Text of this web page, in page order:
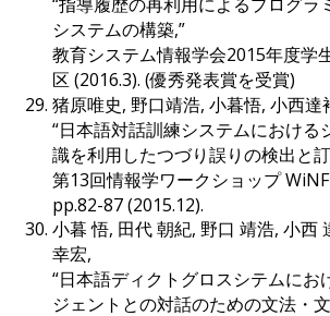
システムの構築,”
教育システム情報学会2015年度学
区 (2016.3). (優秀発表賞を受賞)
猪原唯史, 野口靖浩, 小暮悟, 小西達
“日本語対話訓練システムにおける
識を利用したつづり誤りの検出と
第13回情報学ワークショップ
pp.82-87 (2015.12).
小暮 悟, 田代 朝紀, 野口 靖浩, 小西
幸宏,
“日本語ディクトグロスシテムにお
ジェントとの対話のための文法・